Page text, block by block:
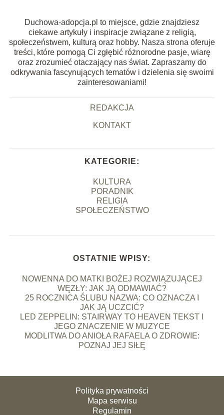
Duchowa-adopcja.pl to miejsce, gdzie znajdziesz
ciekawe artykuły i inspiracje związane z religią,
społeczeństwem, kulturą oraz hobby. Nasza strona oferuje
treści, które pomogą Ci zgłębić różnorodne pasje, wiarę
oraz zrozumieć otaczający nas świat. Zapraszamy do
odkrywania fascynujących tematów i dzielenia się swoimi
zainteresowaniami!
REDAKCJA
KONTAKT
KATEGORIE:
KULTURA
PORADNIK
RELIGIA
SPOŁECZEŃSTWO
OSTATNIE WPISY:
NOWENNA DO MATKI BOŻEJ ROZWIĄZUJĄCEJ
WĘZŁY: JAK JĄ ODMAWIAĆ?
25 ROCZNICA ŚLUBU NAZWA: CO OZNACZA I
JAK JĄ UCZCIĆ?
LED ZEPPELIN: STAIRWAY TO HEAVEN TEKST I
JEGO ZNACZENIE W MUZYCE
MODLITWA DO ANIOŁA RAFAELA O ZDROWIE:
POZNAJ JEJ SIŁĘ
Polityka prywatności
Mapa serwisu
Regulamin